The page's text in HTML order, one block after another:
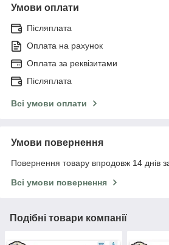
Умови оплати
Післяплата
Оплата на рахунок
Оплата за реквізитами
Післяплата
Всі умови оплати
Умови повернення
Повернення товару впродовж 14 днів
Всі умови повернення
Подібні товари компанії